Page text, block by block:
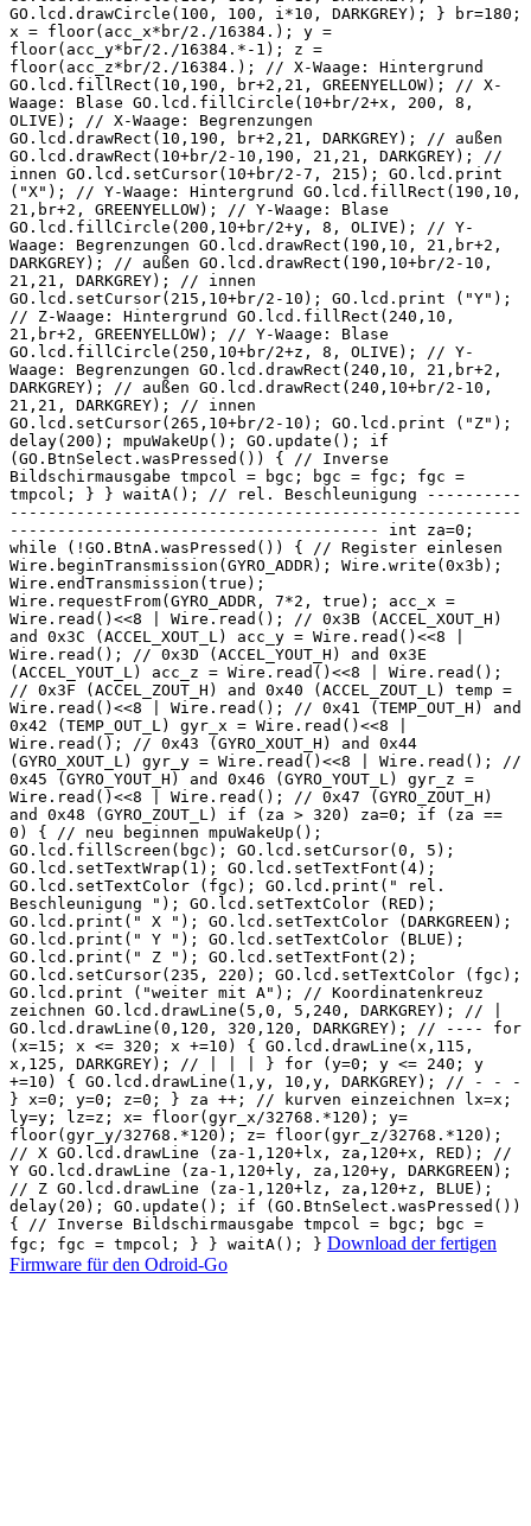
GO.lcd.drawCircle(100, 100, i*10, DARKGREY); } br=180;
x = floor(acc_x*br/2./16384.); y =
floor(acc_y*br/2./16384.*-1); z =
floor(acc_z*br/2./16384.); // X-Waage: Hintergrund
GO.lcd.fillRect(10,190, br+2,21, GREENYELLOW); // X-
Waage: Blase GO.lcd.fillCircle(10+br/2+x, 200, 8,
OLIVE); // X-Waage: Begrenzungen
GO.lcd.drawRect(10,190, br+2,21, DARKGREY); // außen
GO.lcd.drawRect(10+br/2-10,190, 21,21, DARKGREY); //
innen GO.lcd.setCursor(10+br/2-7, 215); GO.lcd.print
("X"); // Y-Waage: Hintergrund GO.lcd.fillRect(190,10,
21,br+2, GREENYELLOW); // Y-Waage: Blase
GO.lcd.fillCircle(200,10+br/2+y, 8, OLIVE); // Y-
Waage: Begrenzungen GO.lcd.drawRect(190,10, 21,br+2,
DARKGREY); // außen GO.lcd.drawRect(190,10+br/2-10,
21,21, DARKGREY); // innen
GO.lcd.setCursor(215,10+br/2-10); GO.lcd.print ("Y");
// Z-Waage: Hintergrund GO.lcd.fillRect(240,10,
21,br+2, GREENYELLOW); // Y-Waage: Blase
GO.lcd.fillCircle(250,10+br/2+z, 8, OLIVE); // Y-
Waage: Begrenzungen GO.lcd.drawRect(240,10, 21,br+2,
DARKGREY); // außen GO.lcd.drawRect(240,10+br/2-10,
21,21, DARKGREY); // innen
GO.lcd.setCursor(265,10+br/2-10); GO.lcd.print ("Z");
delay(200); mpuWakeUp(); GO.update(); if
(GO.BtnSelect.wasPressed()) { // Inverse
Bildschirmausgabe tmpcol = bgc; bgc = fgc; fgc =
tmpcol; } } waitA(); // rel. Beschleunigung ----------
------------------------------------------------------
--------------------------------------- int za=0;
while (!GO.BtnA.wasPressed()) { // Register einlesen
Wire.beginTransmission(GYRO_ADDR); Wire.write(0x3b);
Wire.endTransmission(true);
Wire.requestFrom(GYRO_ADDR, 7*2, true); acc_x =
Wire.read()<<8 | Wire.read(); // 0x3B (ACCEL_XOUT_H)
and 0x3C (ACCEL_XOUT_L) acc_y = Wire.read()<<8 |
Wire.read(); // 0x3D (ACCEL_YOUT_H) and 0x3E
(ACCEL_YOUT_L) acc_z = Wire.read()<<8 | Wire.read();
// 0x3F (ACCEL_ZOUT_H) and 0x40 (ACCEL_ZOUT_L) temp =
Wire.read()<<8 | Wire.read(); // 0x41 (TEMP_OUT_H) and
0x42 (TEMP_OUT_L) gyr_x = Wire.read()<<8 |
Wire.read(); // 0x43 (GYRO_XOUT_H) and 0x44
(GYRO_XOUT_L) gyr_y = Wire.read()<<8 | Wire.read(); //
0x45 (GYRO_YOUT_H) and 0x46 (GYRO_YOUT_L) gyr_z =
Wire.read()<<8 | Wire.read(); // 0x47 (GYRO_ZOUT_H)
and 0x48 (GYRO_ZOUT_L) if (za > 320) za=0; if (za ==
0) { // neu beginnen mpuWakeUp();
GO.lcd.fillScreen(bgc); GO.lcd.setCursor(0, 5);
GO.lcd.setTextWrap(1); GO.lcd.setTextFont(4);
GO.lcd.setTextColor (fgc); GO.lcd.print(" rel.
Beschleunigung "); GO.lcd.setTextColor (RED);
GO.lcd.print(" X "); GO.lcd.setTextColor (DARKGREEN);
GO.lcd.print(" Y "); GO.lcd.setTextColor (BLUE);
GO.lcd.print(" Z "); GO.lcd.setTextFont(2);
GO.lcd.setCursor(235, 220); GO.lcd.setTextColor (fgc);
GO.lcd.print ("weiter mit A"); // Koordinatenkreuz
zeichnen GO.lcd.drawLine(5,0, 5,240, DARKGREY); // |
GO.lcd.drawLine(0,120, 320,120, DARKGREY); // ---- for
(x=15; x <= 320; x +=10) { GO.lcd.drawLine(x,115,
x,125, DARKGREY); // | | | } for (y=0; y <= 240; y
+=10) { GO.lcd.drawLine(1,y, 10,y, DARKGREY); // - - -
} x=0; y=0; z=0; } za ++; // kurven einzeichnen lx=x;
ly=y; lz=z; x= floor(gyr_x/32768.*120); y=
floor(gyr_y/32768.*120); z= floor(gyr_z/32768.*120);
// X GO.lcd.drawLine (za-1,120+lx, za,120+x, RED); //
Y GO.lcd.drawLine (za-1,120+ly, za,120+y, DARKGREEN);
// Z GO.lcd.drawLine (za-1,120+lz, za,120+z, BLUE);
delay(20); GO.update(); if (GO.BtnSelect.wasPressed())
{ // Inverse Bildschirmausgabe tmpcol = bgc; bgc =
fgc; fgc = tmpcol; } } waitA(); } Download der fertigen
Firmware für den Odroid-Go